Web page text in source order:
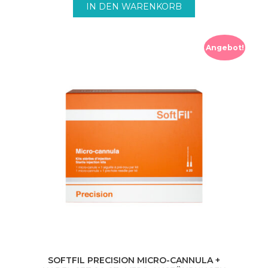
IN DEN WARENKORB
Angebot!
SOFTFIL PRECISION MICRO-CANNULA +